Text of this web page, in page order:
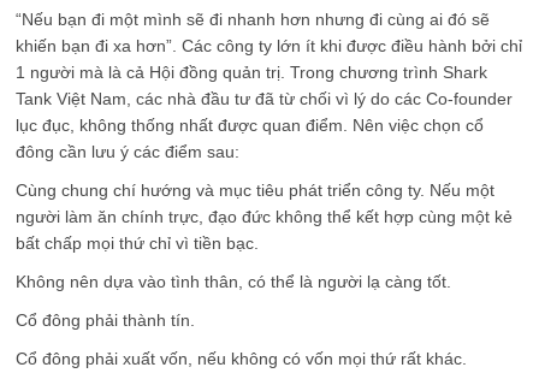
“Nếu bạn đi một mình sẽ đi nhanh hơn nhưng đi cùng ai đó sẽ
khiến bạn đi xa hơn”. Các công ty lớn ít khi được điều hành bởi chỉ
1 người mà là cả Hội đồng quản trị. Trong chương trình Shark
Tank Việt Nam, các nhà đầu tư đã từ chối vì lý do các Co-founder
lục đục, không thống nhất được quan điểm. Nên việc chọn cổ
đông cần lưu ý các điểm sau:
Cùng chung chí hướng và mục tiêu phát triển công ty. Nếu một
người làm ăn chính trực, đạo đức không thể kết hợp cùng một kẻ
bất chấp mọi thứ chỉ vì tiền bạc.
Không nên dựa vào tình thân, có thể là người lạ càng tốt.
Cổ đông phải thành tín.
Cổ đông phải xuất vốn, nếu không có vốn mọi thứ rất khác.